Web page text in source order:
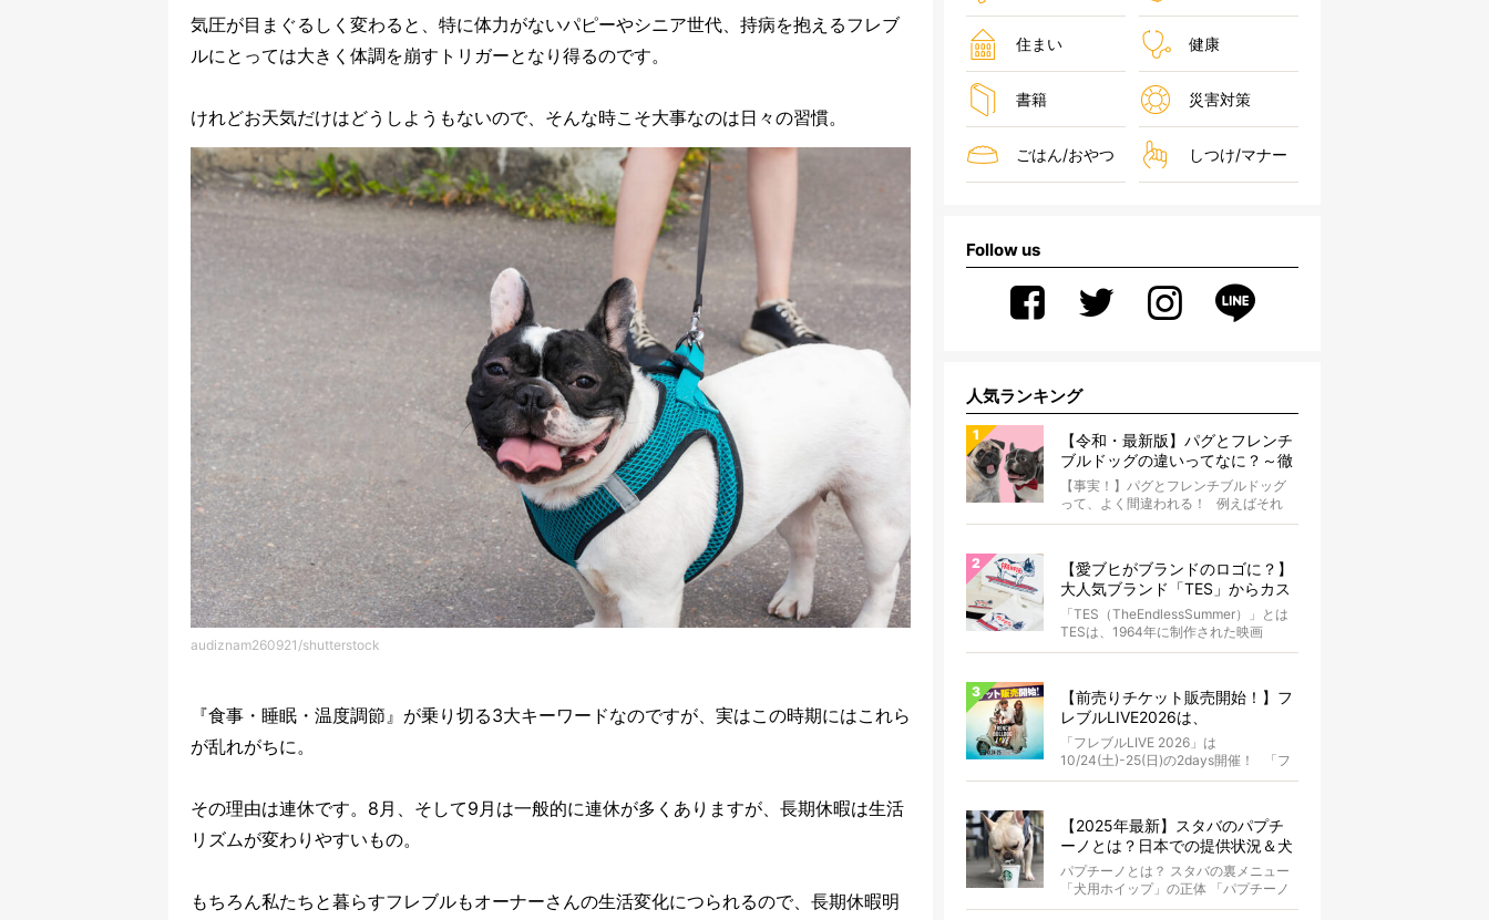
気圧が目まぐるしく変わると、特に体力がないパピーやシニア世代、持病を抱えるフレブ
ルにとっては大きく体調を崩すトリガーとなり得るのです。
けれどお天気だけはどうしようもないので、そんな時こそ大事なのは日々の習慣。
audiznam260921/shutterstock
『食事・睡眠・温度調節』が乗り切る3大キーワードなのですが、実はこの時期にはこれら
が乱れがちに。
その理由は連休です。8月、そして9月は一般的に連休が多くありますが、長期休暇は生活
リズムが変わりやすいもの。
もちろん私たちと暮らすフレブルもオーナーさんの生活変化につられるので、長期休暇明
住まい 健康
書籍 災害対策
ごはん/おやつ しつけ/マナー
Follow us
人気ランキング
【令和・最新版】パグとフレンチ
ブルドッグの違いってなに？～徹
底解説～
【事実！】パグとフレンチブルドッグ
って、よく間違われる！ 例えばそれ
は、愛ブヒとのお散歩中。 &...
【愛ブヒがブランドのロゴに？】
大人気ブランド「TES」からカス
タムオーダーが誕生！
「TES（TheEndlessSummer）」とは
TESは、1964年に制作された映画
『The...
【前売りチケット販売開始！】フ
レブルLIVE2026は、
10/24(土)-25(日)開催！フレブル
だらけのキャンプ・前夜祭・バス
プランも新登場!?
「フレブルLIVE 2026」は
10/24(土)-25(日)の2days開催！ 「フ
レブルLIV...
【2025年最新】スタバのパプチ
ーノとは？日本での提供状況＆犬
同伴OK店舗一覧も紹介！
パプチーノとは？ スタバの裏メニュー
「犬用ホイップ」の正体 「パプチーノ
（Puppuccino）」とは、紙コッ...